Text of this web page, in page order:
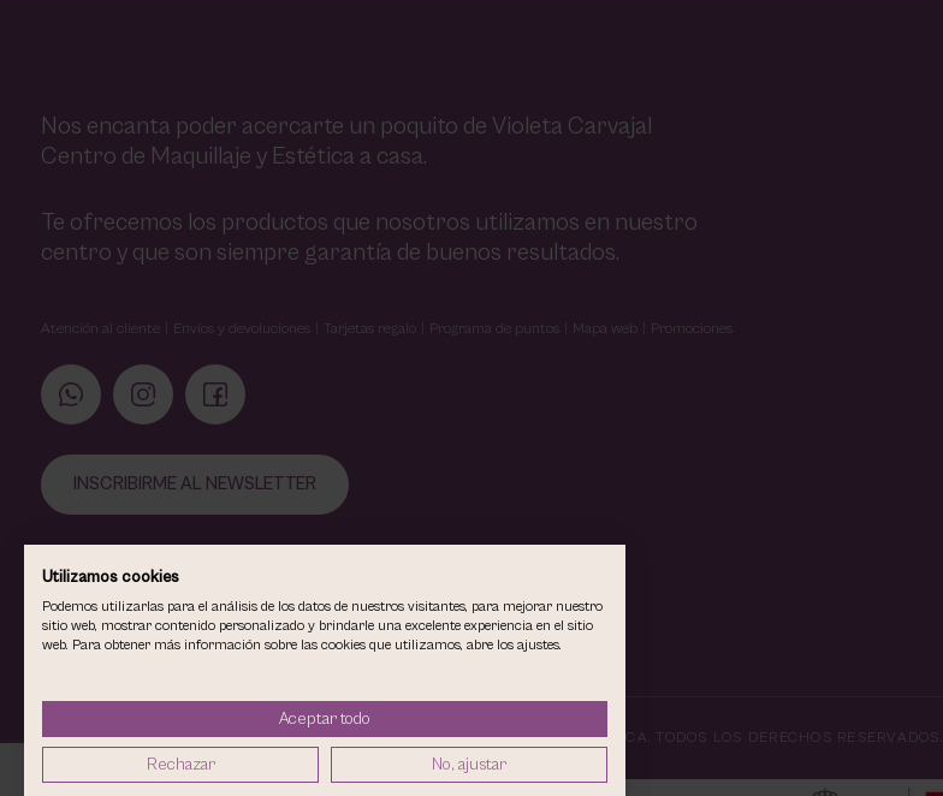
Nos encanta poder acercarte un poquito de Violeta Carvajal
Centro de Maquillaje y Estética a casa.
Te ofrecemos los productos que nosotros utilizamos en nuestro
centro y que son siempre garantía de buenos resultados.
Atención al cliente Envíos y devoluciones Tarjetas regalo Programa de puntos Mapa web Promociones
INSCRIBIRME AL NEWSLETTER
COPYRIGHT © 2026VIOLETA CARVAJAL CENTRO DE MAQUILLAJE Y ESTÉTICA. TODOS LOS DERECHOS RESERVADOS.
Utilizamos cookies
Podemos utilizarlas para el análisis de los datos de nuestros visitantes, para mejorar nuestro
sitio web, mostrar contenido personalizado y brindarle una excelente experiencia en el sitio
web. Para obtener más información sobre las cookies que utilizamos, abre los ajustes.
Aceptar todo
Rechazar No, ajustar